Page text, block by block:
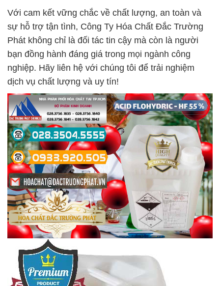
Với cam kết vững chắc về chất lượng, an toàn và
sự hỗ trợ tận tình, Công Ty Hóa Chất Đắc Trường
Phát không chỉ là đối tác tin cậy mà còn là người
bạn đồng hành đáng giá trong mọi ngành công
nghiệp. Hãy liên hệ với chúng tôi để trải nghiệm
dịch vụ chất lượng và uy tín!